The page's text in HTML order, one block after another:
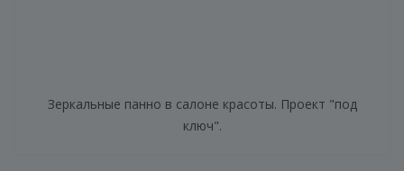
Зеркальные панно в салоне красоты. Проект "под
ключ".